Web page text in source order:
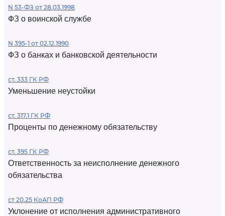
N 53-ФЗ от 28.03.1998
ФЗ о воинской службе
N 395-1 от 02.12.1990
ФЗ о банках и банковской деятельности
ст. 333 ГК РФ
Уменьшение неустойки
ст. 317.1 ГК РФ
Проценты по денежному обязательству
ст. 395 ГК РФ
Ответственность за неисполнение денежного
обязательства
ст 20.25 КоАП РФ
Уклонение от исполнения административного